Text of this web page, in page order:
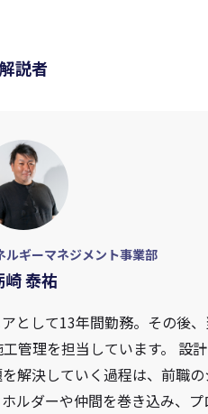
解説者
ルギーマネジメント事業部
崎 泰祐
として13年間勤務。その後
管理を担当しています。 設
解決していく過程は、前職
ルダーや仲間を巻き込み、